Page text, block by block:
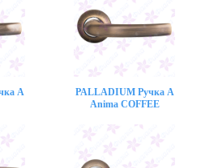
A
PALLADIUM Ручка A
Anima COFFEE